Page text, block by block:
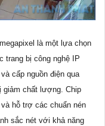
là một lựa chọn
bị công nghệ IP
cấp nguồn điện qua
giảm chất lượng. Chip
hỗ trợ các chuẩn nén
sắc nét với khả năng